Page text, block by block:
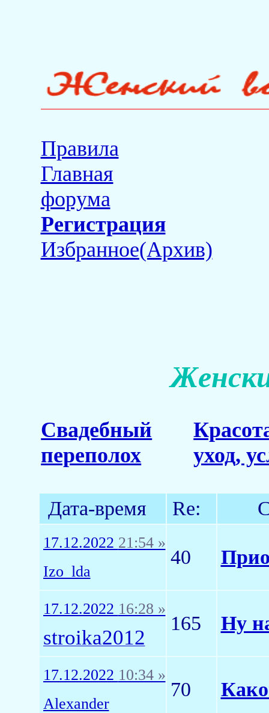
Правила
Главная
форума
Регистрация
Избранное(Архив)
Свадебный
переполох
уход,
Дата-время Re:
17.12.2022 21:54 »
Izo_lda
40
17.12.2022 16:28 »
stroika2012
165 Ну
17.12.2022 10:34 »
Alexander
70